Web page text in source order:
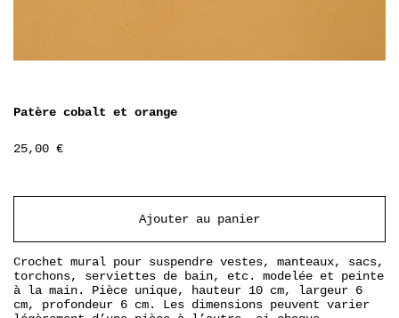
Patère cobalt et orange
25,00 €
Ajouter au panier
Crochet mural pour suspendre vestes, manteaux, sacs,
torchons, serviettes de bain, etc. modelée et peinte
à la main. Pièce unique, hauteur 10 cm, largeur 6
cm, profondeur 6 cm. Les dimensions peuvent varier